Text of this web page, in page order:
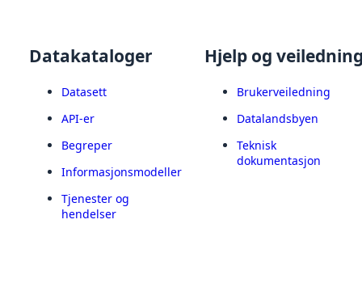
Datakataloger
Datasett
API-er
Begreper
Informasjonsmodeller
Tjenester og
hendelser
Hjelp og
Brukerveiledning
Datalandsbyen
Teknisk
dokumentasjon